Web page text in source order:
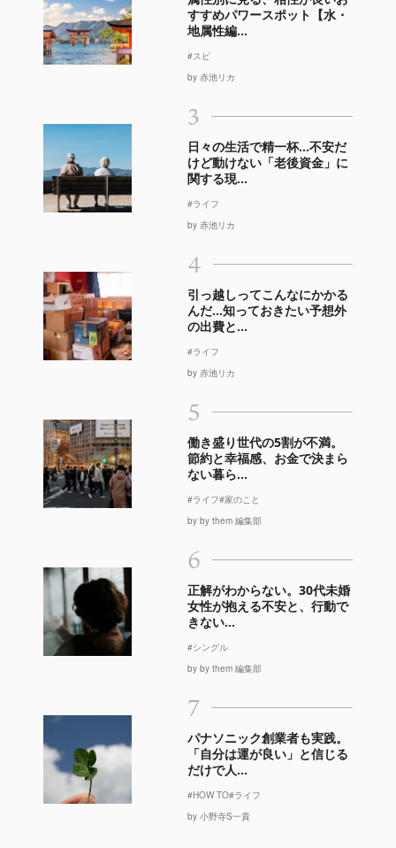
すすめパワースポット【水・
地属性編...
#スピ
by 赤池リカ
3
日々の生活で精一杯…不安だ
けど動けない「老後資金」に
関する現...
#ライフ
by 赤池リカ
4
引っ越しってこんなにかかる
んだ…知っておきたい予想外
の出費と...
#ライフ
by 赤池リカ
5
働き盛り世代の5割が不満。
節約と幸福感、お金で決まら
ない暮ら...
#ライフ#家のこと
by by them 編集部
6
正解がわからない。30代未婚
女性が抱える不安と、行動で
きない...
#シングル
by by them 編集部
7
パナソニック創業者も実践。
「自分は運が良い」と信じる
だけで人...
#HOW TO#ライフ
by 小野寺S一貴